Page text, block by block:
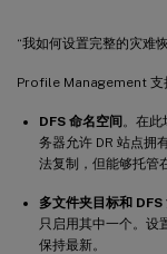
“我如何设置完整的灾难
Profile Management 支
DFS 命名空间。在
务器允许 DR 站点拥
法复制，但能够托管
多文件夹目标和 DFS
只启用其中一个。设
保持最新。